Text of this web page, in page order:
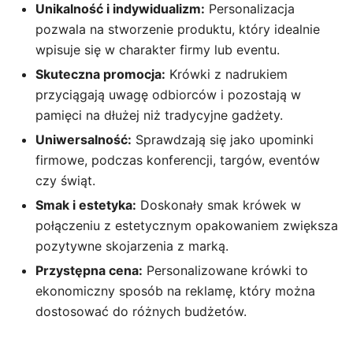
Unikalność i indywidualizm: Personalizacja
pozwala na stworzenie produktu, który idealnie
wpisuje się w charakter firmy lub eventu.
Skuteczna promocja: Krówki z nadrukiem
przyciągają uwagę odbiorców i pozostają w
pamięci na dłużej niż tradycyjne gadżety.
Uniwersalność: Sprawdzają się jako upominki
firmowe, podczas konferencji, targów, eventów
czy świąt.
Smak i estetyka: Doskonały smak krówek w
połączeniu z estetycznym opakowaniem zwiększa
pozytywne skojarzenia z marką.
Przystępna cena: Personalizowane krówki to
ekonomiczny sposób na reklamę, który można
dostosować do różnych budżetów.